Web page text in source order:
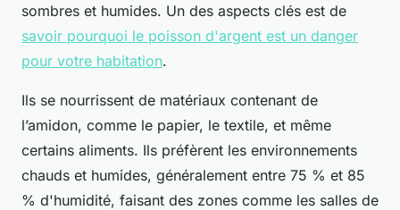
sombres et humides. Un des aspects clés est de
savoir pourquoi le poisson d'argent est un danger
pour votre habitation.
Ils se nourrissent de matériaux contenant de
l’amidon, comme le papier, le textile, et même
certains aliments. Ils préfèrent les environnements
chauds et humides, généralement entre 75 % et 85
% d'humidité, faisant des zones comme les salles de